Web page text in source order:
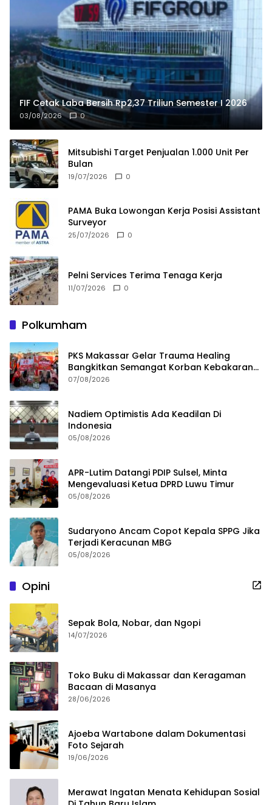
FIF Cetak Laba Bersih Rp2,37 Triliun Semester I 2026
03/08/2026 0
Mitsubishi Target Penjualan 1.000 Unit Per
Bulan
19/07/2026 0
PAMA Buka Lowongan Kerja Posisi Assistant
Surveyor
25/07/2026 0
Pelni Services Terima Tenaga Kerja
11/07/2026 0
Polkumham
PKS Makassar Gelar Trauma Healing
Bangkitkan Semangat Korban Kebakaran
Tallo
07/08/2026
Nadiem Optimistis Ada Keadilan Di
Indonesia
05/08/2026
APR-Lutim Datangi PDIP Sulsel, Minta
Mengevaluasi Ketua DPRD Luwu Timur
05/08/2026
Sudaryono Ancam Copot Kepala SPPG Jika
Terjadi Keracunan MBG
05/08/2026
Opini
Sepak Bola, Nobar, dan Ngopi
14/07/2026
Toko Buku di Makassar dan Keragaman
Bacaan di Masanya
28/06/2026
Ajoeba Wartabone dalam Dokumentasi
Foto Sejarah
19/06/2026
Merawat Ingatan Menata Kehidupan Sosial